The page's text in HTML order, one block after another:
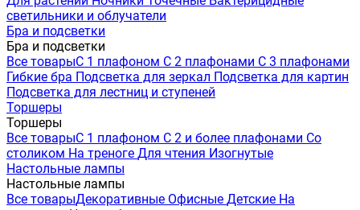
светильники и облучатели
Бра и подсветки
Бра и подсветки
Все товарыС 1 плафоном С 2 плафонами С 3 плафонами
Гибкие бра Подсветка для зеркал Подсветка для картин
Подсветка для лестниц и ступеней
Торшеры
Торшеры
Все товарыС 1 плафоном С 2 и более плафонами Со
столиком На треноге Для чтения Изогнутые
Настольные лампы
Настольные лампы
Все товарыДекоративные Офисные Детские На